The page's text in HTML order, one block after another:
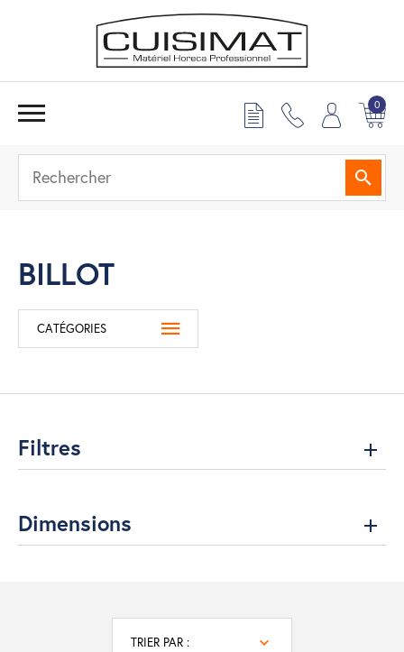
0
BILLOT
CATÉGORIES
Filtres
Dimensions
TRIER PAR :